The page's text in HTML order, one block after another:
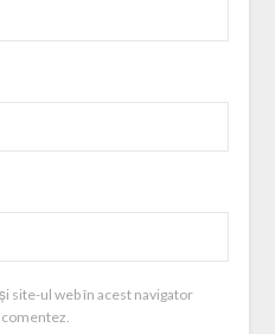
site-ul web în acest navigator